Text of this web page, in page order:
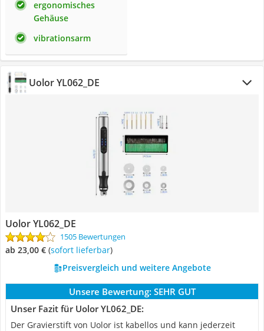
ergonomisches
Gehäuse
vibrationsarm
Uolor YL062_DE
Uolor YL062_DE
1505 Bewertungen
ab 23,00 € ( Sofort lieferbar)
Preisvergleich und weitere Angebote
Unsere Bewertung: SEHR GUT
Unser Fazit für Uolor YL062_DE:
Der Gravierstift von Uolor ist kabellos und kann jederzeit